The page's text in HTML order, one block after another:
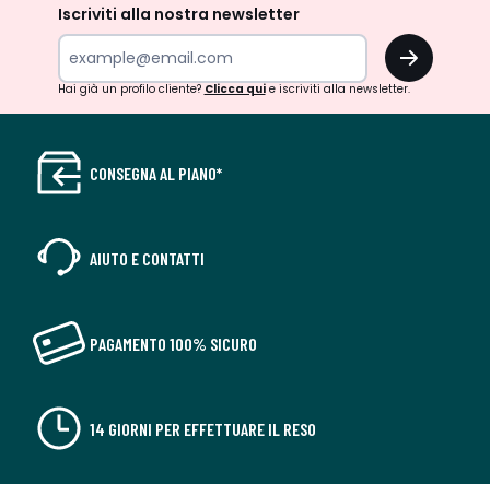
Iscriviti alla nostra newsletter
OK
Hai già un profilo cliente? Clicca quie iscriviti alla newsletter.
CONSEGNA AL PIANO*
AIUTO E CONTATTI
PAGAMENTO 100% SICURO
14 GIORNI PER EFFETTUARE IL RESO